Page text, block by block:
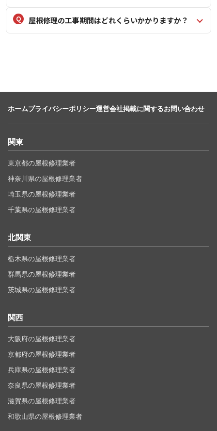
屋根修理の工事期間はどれくらいかかりますか？
ホームプライバシーポリシー運営会社掲載に関するお問い合わせ
関東
東京都の屋根修理業者
神奈川県の屋根修理業者
埼玉県の屋根修理業者
千葉県の屋根修理業者
北関東
栃木県の屋根修理業者
群馬県の屋根修理業者
茨城県の屋根修理業者
関西
大阪府の屋根修理業者
京都府の屋根修理業者
兵庫県の屋根修理業者
奈良県の屋根修理業者
滋賀県の屋根修理業者
和歌山県の屋根修理業者